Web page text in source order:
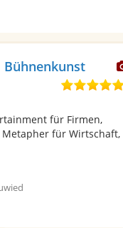
Bühnenkunst
für Firmen,
für Wirtschaft,